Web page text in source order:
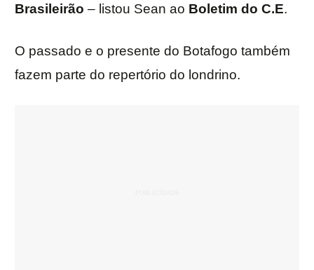
Brasileirão – listou Sean ao Boletim do C.E.
O passado e o presente do Botafogo também
fazem parte do repertório do londrino.